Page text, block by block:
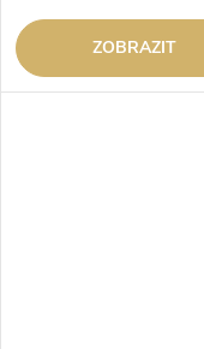
ZOBRAZIT